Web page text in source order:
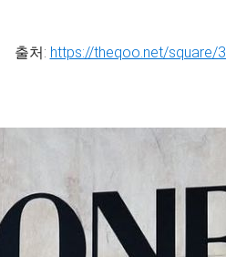
출처: https://theqoo.net/square/